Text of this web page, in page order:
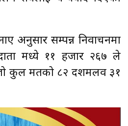
अनुसार सम्पन्न निर्वाचनमा
मध्ये ११ हजार २६७ ले
कुल मतको ८२ दशमलव ३१